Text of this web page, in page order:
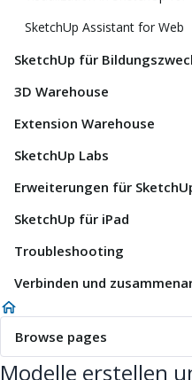
SketchUp Assistant for Web
SketchUp für
3D Warehouse
Extension Warehouse
SketchUp Labs
Erweiterungen für
SketchUp für iPad
Troubleshooting
Verbinden und
Browse pages
Modelle erstellen